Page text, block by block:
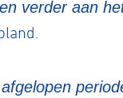
verder aan